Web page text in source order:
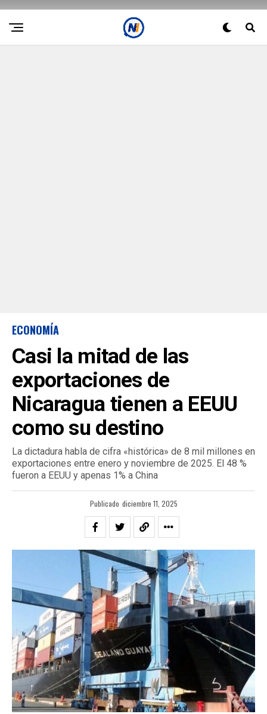
ECONOMÍA
Casi la mitad de las
exportaciones de
Nicaragua tienen a EEUU
como su destino
La dictadura habla de cifra «histórica» de 8 mil millones en
exportaciones entre enero y noviembre de 2025. El 48 %
fueron a EEUU y apenas 1% a China
Publicado diciembre 11, 2025